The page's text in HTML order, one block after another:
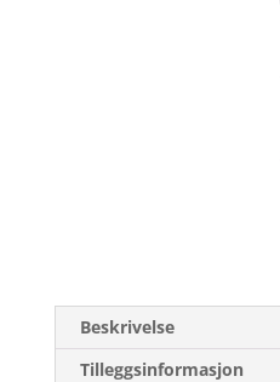
Beskrivelse
Tilleggsinformasjon